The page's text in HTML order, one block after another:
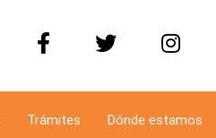
Trámites Dónde estamos